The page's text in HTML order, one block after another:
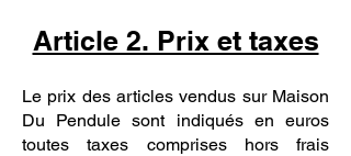
Article 2. Prix et taxes
Le prix des articles vendus sur Maison
Du Pendule sont indiqués en euros
toutes taxes comprises hors frais